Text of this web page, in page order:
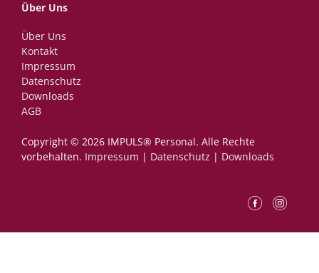
Über Uns
Über Uns
Kontakt
Impressum
Datenschutz
Downloads
AGB
Copyright © 2026 IMPULS® Personal.­ ­Alle Rechte
vorbehalten. Impressum | Datenschutz | Downloads